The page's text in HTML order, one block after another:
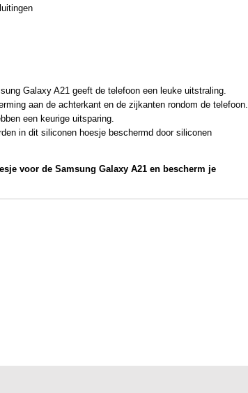
Galaxy A21 geeft de telefoon een leuke uitstraling.
aan de achterkant en de zijkanten rondom de telefoon.
een keurige uitsparing.
in dit siliconen hoesje beschermd door siliconen
voor de Samsung Galaxy A21 en bescherm je